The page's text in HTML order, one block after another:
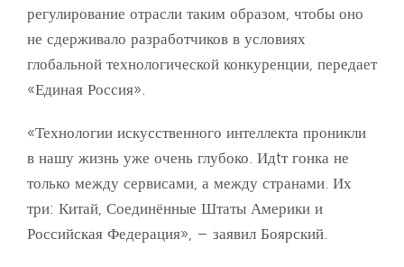
регулирование отрасли таким образом, чтобы оно
не сдерживало разработчиков в условиях
глобальной технологической конкуренции, передает
«Единая Россия».
«Технологии искусственного интеллекта проникли
в нашу жизнь уже очень глубоко. Идtт гонка не
только между сервисами, а между странами. Их
три: Китай, Соединённые Штаты Америки и
Российская Федерация», – заявил Боярский.